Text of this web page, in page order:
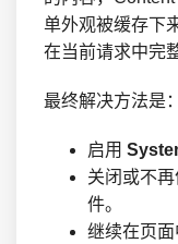
单外观被缓存下
在当前请求中完
最终解决方法是：
启用
关闭或不再
件。
继续在页面